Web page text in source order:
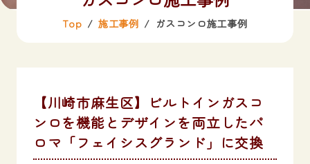
Top 施工事例 ガスコンロ施工事例
【川崎市麻生区】ビルトインガスコ
ンロを機能とデザインを両立したパ
ロマ「フェイシスグランド」に交換